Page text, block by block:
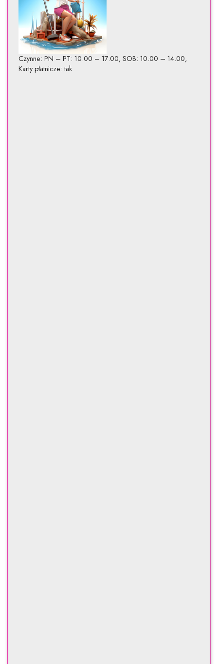
Czynne: PN – PT: 10.00 – 17.00, SOB: 10.00 – 14.00,
Karty płatnicze: tak